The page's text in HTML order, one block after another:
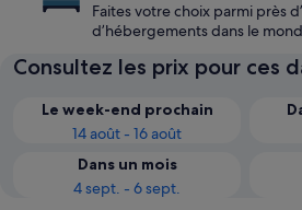
Faites votre choix parmi près
d’hébergements dans le
Consultez les prix pour ces
Le week-end prochain
14 août - 16 août
Dans un mois
4 sept. - 6 sept.